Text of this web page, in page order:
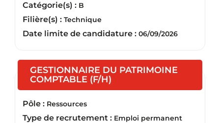
Catégorie(s) : B
Filière(s) : Technique
Date limite de candidature : 06/09/2026
GESTIONNAIRE DU PATRIMOINE
COMPTABLE (F/H)
Pôle : Ressources
Type de recrutement : Emploi permanent